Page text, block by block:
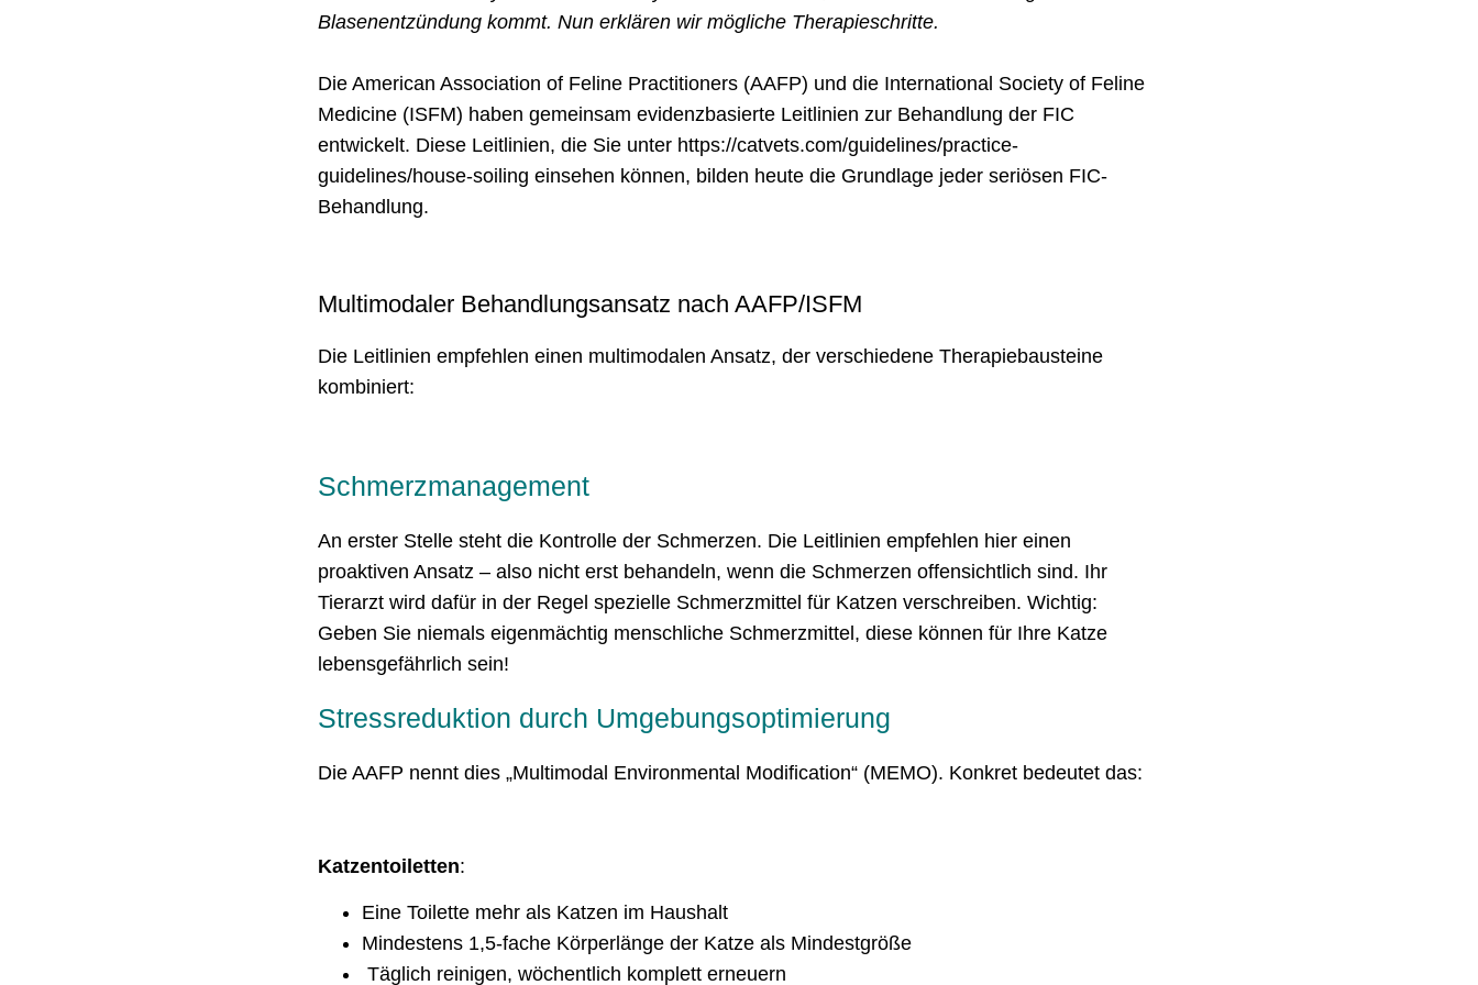
Blasenentzündung kommt. Nun erklären wir mögliche Therapieschritte.
Die American Association of Feline Practitioners (AAFP) und die International Society of Feline
Medicine (ISFM) haben gemeinsam evidenzbasierte Leitlinien zur Behandlung der FIC
entwickelt. Diese Leitlinien, die Sie unter https://catvets.com/guidelines/practice-
guidelines/house-soiling einsehen können, bilden heute die Grundlage jeder seriösen FIC-
Behandlung.
Multimodaler Behandlungsansatz nach AAFP/ISFM
Die Leitlinien empfehlen einen multimodalen Ansatz, der verschiedene Therapiebausteine
kombiniert:
Schmerz­management
An erster Stelle steht die Kontrolle der Schmerzen. Die Leitlinien empfehlen hier einen
proaktiven Ansatz – also nicht erst behandeln, wenn die Schmerzen offensichtlich sind. Ihr
Tierarzt wird dafür in der Regel spezielle Schmerzmittel für Katzen verschreiben. Wichtig:
Geben Sie niemals eigenmächtig menschliche Schmerzmittel, diese können für Ihre Katze
lebensgefährlich sein!
Stressreduktion durch Umgebungs­optimierung
Die AAFP nennt dies „Multimodal Environmental Modification“ (MEMO). Konkret bedeutet das:
Katzentoiletten:
Eine Toilette mehr als Katzen im Haushalt
Mindestens 1,5-fache Körperlänge der Katze als Mindestgröße
Täglich reinigen, wöchentlich komplett erneuern